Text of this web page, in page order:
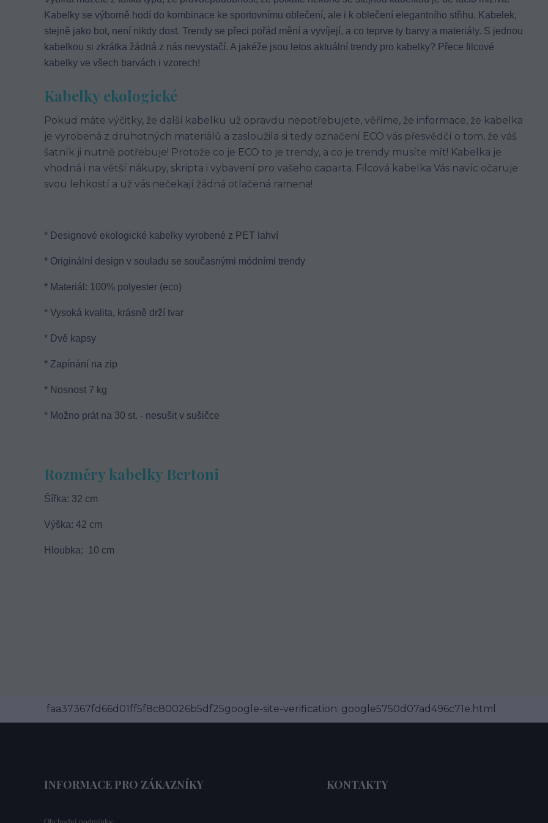
Kabelky se výborně hodí do kombinace ke sportovnímu oblečení, ale i k oblečení elegantního střihu. Kabelek,
stejně jako bot, není nikdy dost. Trendy se přeci pořád mění a vyvíjejí, a co teprve ty barvy a materiály. S jednou
kabelkou si zkrátka žádná z nás nevystačí. A jakéže jsou letos aktuální trendy pro kabelky? Přece filcové
kabelky ve všech barvách i vzorech!
Kabelky ekologické
Pokud máte výčitky, že další kabelku už opravdu nepotřebujete, věříme, že informace, že kabelka
je vyrobená z druhotných materiálů a zasloužila si tedy označení ECO vás přesvědčí o tom, že váš
šatník ji nutně potřebuje! Protože co je ECO to je trendy, a co je trendy musíte mít! Kabelka je
vhodná i na větší nákupy, skripta i vybavení pro vašeho caparta. Filcová kabelka Vás navíc očaruje
svou lehkostí a už vás nečekají žádná otlačená ramena!
* Designové ekologické kabelky vyrobené z PET lahví
* Originální design v souladu se současnými módními trendy
* Materiál: 100% polyester (eco)
* Vysoká kvalita, krásně drží tvar
* Dvě kapsy
* Zapínání na zip
* Nosnost 7 kg
* Možno prát na 30 st. - nesušit v sušičce
Rozměry kabelky Bertoni
Šířka: 32 cm
Výška: 42 cm
Hloubka: 10 cm
faa37367fd66d01ff5f8c80026b5df25google-site-verification: google5750d07ad496c71e.html
INFORMACE PRO ZÁKAZNÍKY KONTAKTY